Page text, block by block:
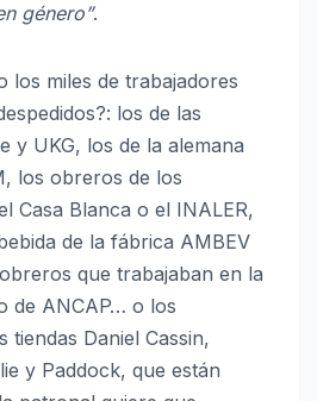
género”.
los miles de trabajadores
los de las
y UKG, los de la alemana
los obreros de los
Casa Blanca o el INALER,
de la fábrica AMBEV
que trabajaban en la
de ANCAP… o los
tiendas Daniel Cassin,
y Paddock, que están